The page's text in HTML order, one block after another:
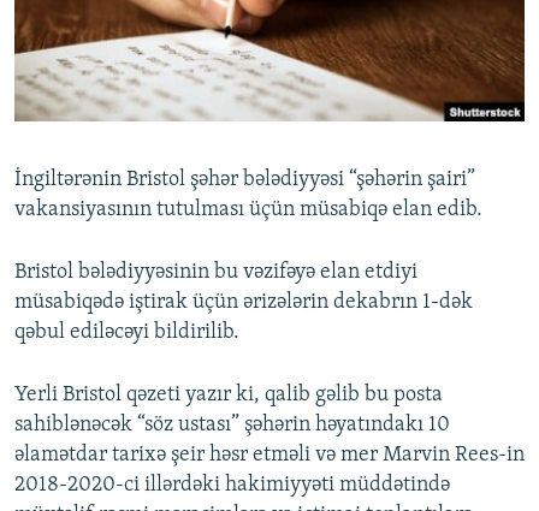
İNFOQRAFIKA
KARIKATURA
AZƏRBAYCAN ƏDƏBIYYATI KITABXANASI
İSLAM VƏ DEMOKRATIYA
İZ - MƏDƏNIYYƏT PROQRAMI
MISSIYAMIZ
PEŞƏ ETIKASI VƏ JURNALISTIKA STANDARTLARIMIZ
MATERIALLARIMIZDAN ISTIFADƏ
BIZI IZLƏ
İngiltərənin Bristol şəhər bələdiyyəsi “şəhərin şairi”
vakansiyasının tutulması üçün müsabiqə elan edib.
Bristol bələdiyyəsinin bu vəzifəyə elan etdiyi
müsabiqədə iştirak üçün ərizələrin dekabrın 1-dək
qəbul ediləcəyi bildirilib.
Yerli Bristol qəzeti yazır ki, qalib gəlib bu posta
sahiblənəcək “söz ustası” şəhərin həyatındakı 10
əlamətdar tarixə şeir həsr etməli və mer Marvin Rees-in
2018-2020-ci illərdəki hakimiyyəti müddətində